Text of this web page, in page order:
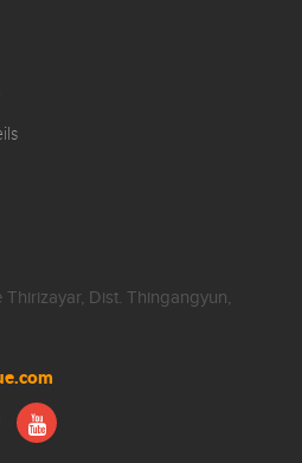
Dist. Thingangyun,